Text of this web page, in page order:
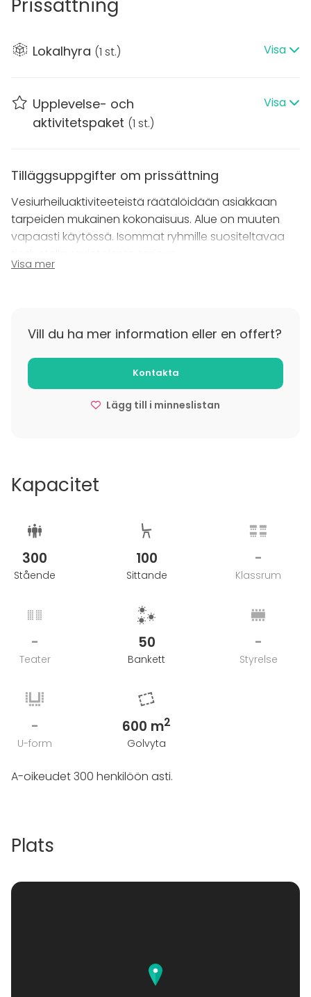
Ravintola & baari Blägä tarjoilee Espoon parhaita
drinkkejä.
Toimipisteet Keilaniemi, Mustikkamaa ja Hietaniemi
Prissättning
Lokalhyra (1 st.) Visa
Upplevelse- och
aktivitetspaket (1 st.)
Visa
Tilläggsuppgifter om prissättning
Vesiurheiluaktiviteeteistä räätälöidään asiakkaan
tarpeiden mukainen kokonaisuus. Alue on muuten
vapaasti käytössä. Isommat ryhmille suositeltavaa
Visa mer
Vill du ha mer information eller en offert?
Kontakta
Lägg till i minneslistan
Kapacitet
300
Stående
100
Sittande
-
Klassrum
-
Teater
50
Bankett
-
Styrelse
-
U-form
600 m2
Golvyta
A-oikeudet 300 henkilöön asti.
Plats